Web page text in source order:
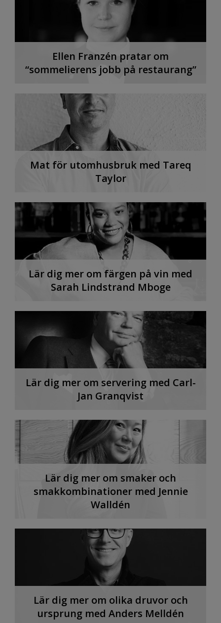
Ellen Franzén pratar om
“sommelierens jobb på restaurang”
Mat för utomhusbruk med Tareq
Taylor
Lär dig mer om färgen på vin med
Sarah Lindstrand Mboge
Lär dig mer om servering med Carl-
Jan Granqvist
Lär dig mer om smaker och
smakkombinationer med Jennie
Walldén
Lär dig mer om olika druvor och
ursprung med Anders Melldén